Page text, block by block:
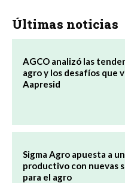
Últimas noticias
AGCO analizó las
agro y los desafíos que
Aapresid
Sigma Agro apuesta a
productivo con nuevas
para el agro